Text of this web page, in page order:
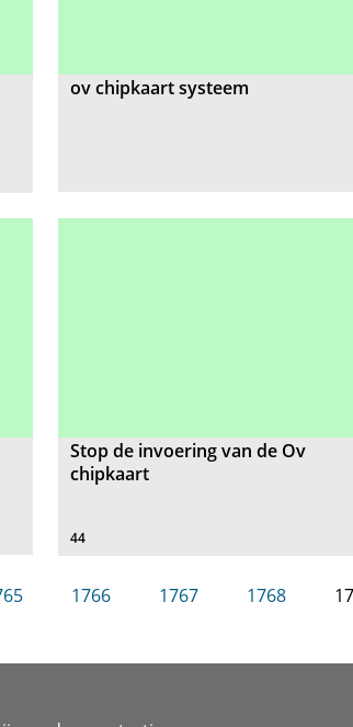
ov chipkaart systeem
Stop de invoering van de Ov
chipkaart
44
1766 1767 1768